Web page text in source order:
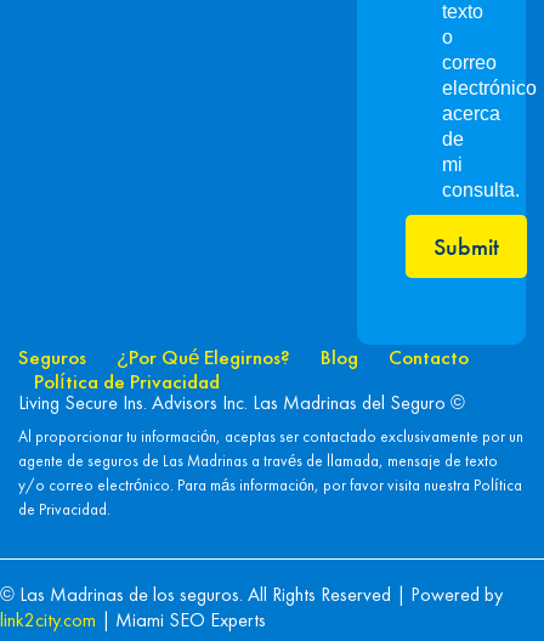
texto
o
correo
electrónico
acerca
de
mi
consulta.
Submit
Seguros ¿Por Qué Elegirnos? Blog
Contacto
Política de Privacidad
Living Secure Ins. Advisors Inc. Las Madrinas del Seguro ©
Al proporcionar tu información, aceptas ser contactado exclusivamente por un
agente de seguros de Las Madrinas a través de llamada, mensaje de texto
y/o correo electrónico. Para más información, por favor visita nuestra Política
de Privacidad.
© Las Madrinas de los seguros. All Rights Reserved | Powered by
link2city.com | Miami SEO Experts